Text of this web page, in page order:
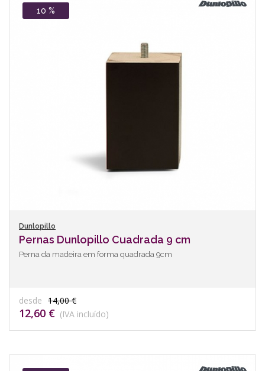
10 %
Dunlopillo
Pernas Dunlopillo Cuadrada 9 cm
Perna da madeira em forma quadrada 9cm
desde 14,00 €
12,60 € (IVA incluído)